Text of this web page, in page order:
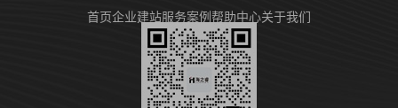
首页企业建站服务案例帮助中心关于我们